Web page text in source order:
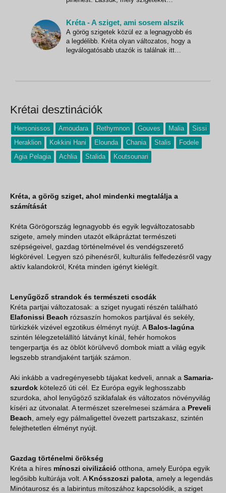
nyarat a Jón- vagy az Égei-tenger közepén
szeretnénk eltölteni! Aki pedig még nem
döntötte el, merre indulna, annak a görög
szigetvilág mindig a tökél
Kréta - A sziget, ami sosem alszik
A görög szigetek közül ez a legnagyobb és
a legdélibb. Kréta olyan változatos, hogy a
legválogatósabb utazók is találnak itt
Krétai desztinációk
Hersonissos Amoudara Rethymnon Gouves Malia
Sissi
Heraklion
Kokkini Hani Elounda Chania Stalis
Fodele
Agia Pelagia
Achlia Stalida Koutsounari
Kréta, a görög sziget, ahol mindenki megtalálja a
számítását
Kréta Görögország legnagyobb és egyik legváltozatosabb
szigete, amely minden utazót elkápráztat természeti
szépségeivel, gazdag történelmével és vendégszerető
légkörével. Legyen szó pihenésről, kulturális felfedezésről vagy
aktív kalandokról, Kréta minden igényt kielégít.
Lenyűgöző strandok és természeti csodák
Kréta partjai változatosak: a sziget nyugati részén található
Elafonissi Beach rózsaszín homokos partjával és sekély,
türkizkék vizével egzotikus élményt nyújt. A Balos-lagúna
szintén lélegzetelállító látványt kínál, fehér homokos
tengerpartja és az öblöt körülvevő dombok miatt a világ egyik
legszebb strandjaként tartják számon.
Aki inkább a vadregényesebb tájakat kedveli, annak a Samaria-
szurdok kötelező úti cél. Ez Európa egyik leghosszabb
szurdoka, ahol lenyűgöző sziklafalak és változatos növényvilág
kíséri az útvonalat. A természet szerelmesei számára a Preveli
Beach , amely egy pálmaligettel övezett partszakasz, szintén
felejthetetlen élményt nyújt.
Gazdag történelmi örökség
Kréta a híres mínoszi civilizáció otthona, amely Európa egyik
legősibb kultúrája volt. A Knósszoszi palota , amely a legendás
Minótaurosz és a labirintus mítoszához kapcsolódik, a sziget